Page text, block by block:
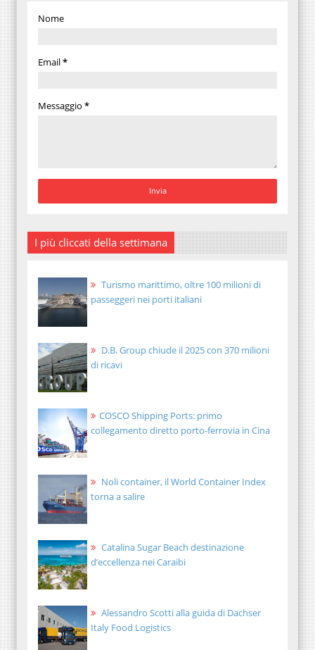
Nome
Email*
Messaggio *
I più cliccati della settimana
Turismo marittimo, oltre 100 milioni di
passeggeri nei porti italiani
D.B. Group chiude il 2025 con 370 milioni
di ricavi
COSCO Shipping Ports: primo
collegamento diretto porto-ferrovia in Cina
Noli container, il World Container Index
torna a salire
Catalina Sugar Beach destinazione
d’eccellenza nei Caraibi
Alessandro Scotti alla guida di Dachser
Italy Food Logistics